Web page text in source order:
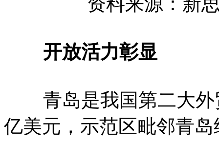
开放活力彰显
青岛是我国第二大外
亿美元，示范区毗邻青